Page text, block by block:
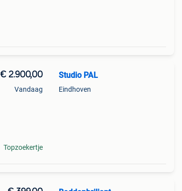
€ 2.900,00
Vandaag
Topzoekertje
Studio PAL
Eindhoven